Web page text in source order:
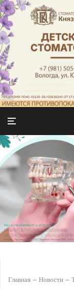
Главная Новости